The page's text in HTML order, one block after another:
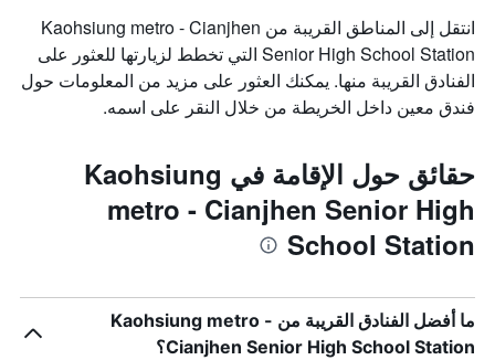
انتقل إلى المناطق القريبة من Kaohsiung metro - Cianjhen
Senior High School Station التي تخطط لزيارتها للعثور على
الفنادق القريبة منها. يمكنك العثور على مزيد من المعلومات حول
فندق معين داخل الخريطة من خلال النقر على اسمه.
حقائق حول الإقامة في Kaohsiung
metro - Cianjhen Senior High
School Station
ما أفضل الفنادق القريبة من Kaohsiung metro -
Cianjhen Senior High School Station؟